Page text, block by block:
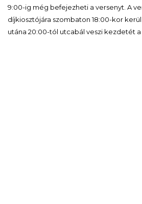
9:00-ig még befejezheti a versenyt. A
díjkiosztójára szombaton 18:00-kor kerül
utána 20:00-tól utcabál veszi kezdetét a